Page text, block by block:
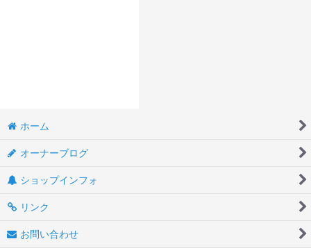
ホーム
オーナーブログ
ショップインフォ
リンク
お問い合わせ